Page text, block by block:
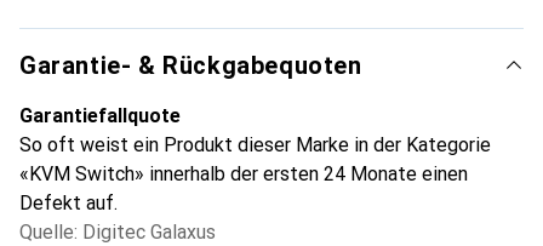
Garantie- & Rückgabequoten
Garantiefallquote
So oft weist ein Produkt dieser Marke in der Kategorie
«KVM Switch» innerhalb der ersten 24 Monate einen
Defekt auf.
Quelle: Digitec Galaxus